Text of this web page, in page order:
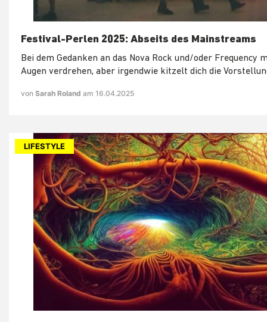
Festival-Perlen 2025: Abseits des Mainstreams
Bei dem Gedanken an das Nova Rock und/oder Frequency
Augen verdrehen, aber irgendwie kitzelt dich die
von Sarah Roland am 16.04.2025
LIFESTYLE